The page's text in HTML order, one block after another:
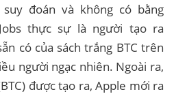
đoán và không có bằng
thực sự là người tạo ra
có của sách trắng BTC trên
người ngạc nhiên. Ngoài ra,
được tạo ra, Apple mới ra